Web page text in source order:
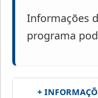
Informações
programa
+